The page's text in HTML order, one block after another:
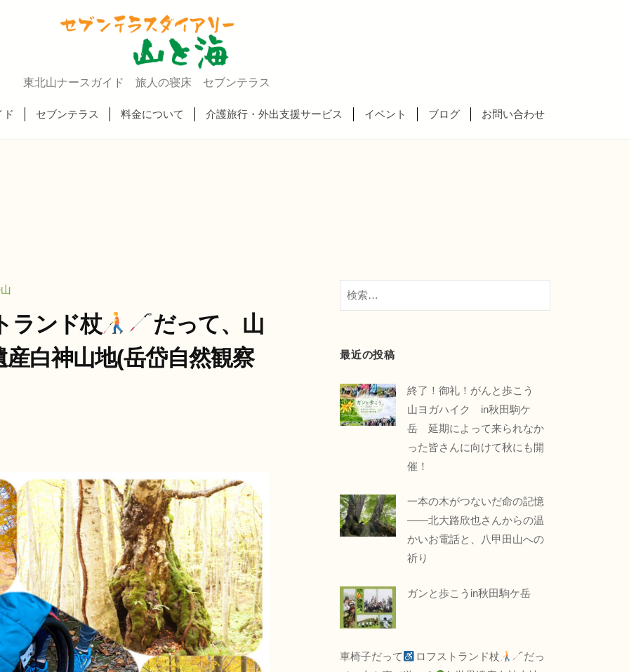
東北山ナースガイド 旅人の寝床 セブンテラス
ド セブンテラス 料金について 介護旅行・外出支援サービス イベント ブログ お問い合わせ
ランド杖
だって、山
白神山地(岳岱自然観察
検
索:
最近の投稿
終了！御礼！がんと歩こう
山ヨガハイク in秋田駒ケ
岳 延期によって来られなか
った皆さんに向けて秋にも開
催！
一本の木がつないだ命の記憶
――北大路欣也さんからの温
かいお電話と、八甲田山への
祈り
ガンと歩こうin秋田駒ケ岳
車椅子だって ロフストランド杖
だっ